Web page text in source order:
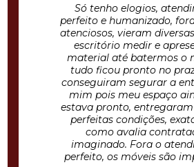
Só tenho elogios,
perfeito e humanizado,
atenciosos, vieram
escritório medir e
material até batermos o
tudo ficou pronto no
conseguiram segurar a
mim pois meu espaço
estava pronto,
perfeitas condições,
como avalia
imaginado. Fora o
perfeito, os móveis são